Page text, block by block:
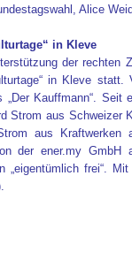
Alice
in Kleve
der rechten
in Kleve
„Der Kauffmann“.
Strom aus Schweizer
aus Kraftwerken
der ener.my
„eigentümlich frei“.